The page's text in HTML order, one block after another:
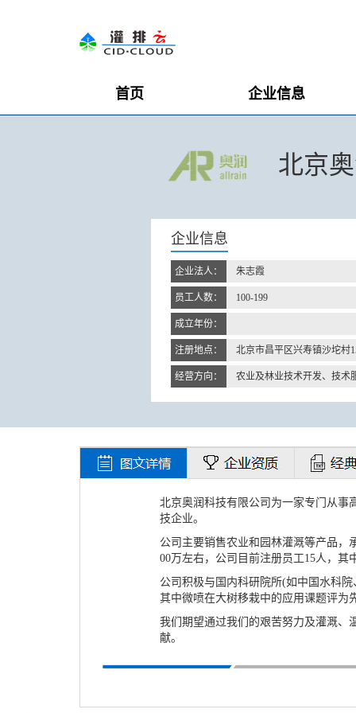
首页 企业信息
北京
企业信息
企业法人： 朱志霞
员工人数： 100-199
成立年份：
注册地点： 北京市昌平区兴寿镇沙坨村
经营方向：
北京奥润科技有限公司为一家专门从事
技企业。
公司主要销售农业和园林灌溉等产品，
00万左右，公司目前注册员工15人，其
公司积极与国内科研院所(如中国水科
其中微喷在大树移栽中的应用课题评为
我们期望通过我们的艰苦努力及灌溉、
献。